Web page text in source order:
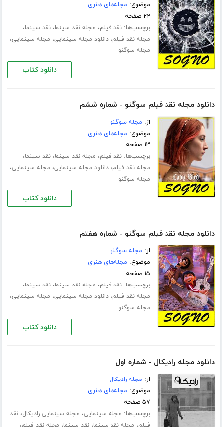
موضوع: مجله‌های هنری
۲۲ صفحه
برچسب‌ها:نقد فیلم، مجله نقد سینما،نقد سینما،
مجله نقد فیلم،دانلود مجله سینمایی، مجله سینمایی،
مجله سوگنو
دانلود کتاب
دانلود مجله نقد فیلم سوگنو - شماره ششم
از: مجله سوگنو
موضوع: مجله‌های هنری
۱۳ صفحه
برچسب‌ها:نقد فیلم، مجله نقد سینما،نقد سینما،
مجله نقد فیلم،دانلود مجله سینمایی، مجله سینمایی،
مجله سوگنو
دانلود کتاب
دانلود مجله نقد فیلم سوگنو - شماره هفتم
از: مجله سوگنو
موضوع: مجله‌های هنری
۱۵ صفحه
برچسب‌ها:نقد فیلم، مجله نقد سینما،نقد سینما،
مجله نقد فیلم،دانلود مجله سینمایی، مجله سینمایی،
مجله سوگنو
دانلود کتاب
دانلود مجله رادیکال - شماره اول
از: مجله رادیکال
موضوع: مجله‌های هنری
۵۷ صفحه
برچسب‌ها: مجله سینمایی، مجله سینمایی رادیکال،نقد
فیلم، مجله نقد سینما،نقد سینما، مجله نقد فیلم،